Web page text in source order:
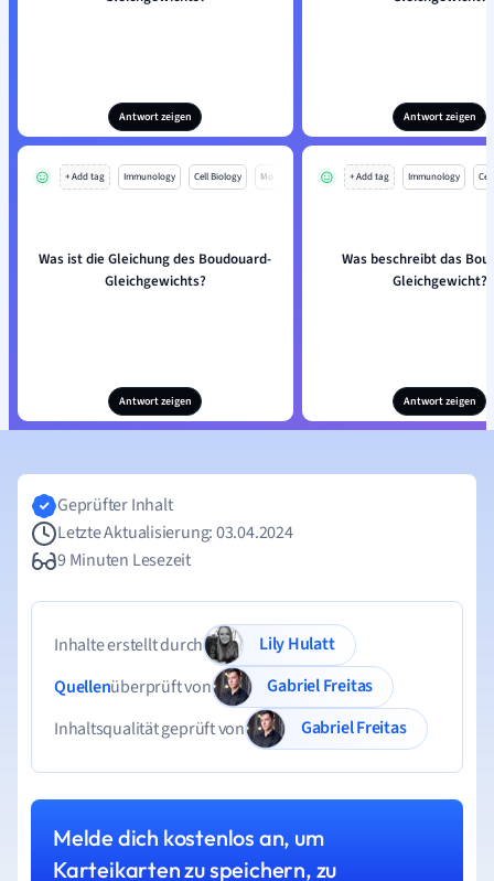
Antwort zeigen Antwort zeigen
+ Add tag Immunology Cell Biology Mo
Was ist die Gleichung des Boudouard-
Gleichgewichts?
Antwort zeigen
+ Add tag Immunology
Was beschreibt das
Gleichgewicht?
Antwort zeigen
Geprüfter Inhalt
Letzte Aktualisierung: 03.04.2024
9 Minuten Lesezeit
Inhalte erstellt durch
Lily Hulatt
Quellenüberprüft von
Gabriel Freitas
Inhaltsqualität geprüft von
Gabriel Freitas
Melde dich kostenlos an, um
Karteikarten zu speichern, zu